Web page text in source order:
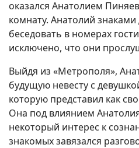
оказался Анатолием
комнату. Анатолий
беседовать в номерах
исключено, что они
Выйдя из «Метрополя»,
будущую невесту с
которую представил как
Она под влиянием
некоторый интерес к
знакомых завязался